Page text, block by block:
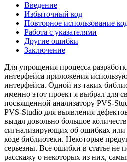
Введение
Избыточный код
Повторное использование
Работа с указателями
Другие ошибки
Заключение
Для упрощения процесса
интерфейса приложения
интерфейса. Одной из таких
именно этот проект я выбрал для
посвященной анализатору PVS-
PVS-Studio для выявления
выдал довольно большое
сигнализирующих об ошибках или
коде библиотеки. Некоторые
серьезны. Все ошибки в статье не
расскажу о некоторых из них,